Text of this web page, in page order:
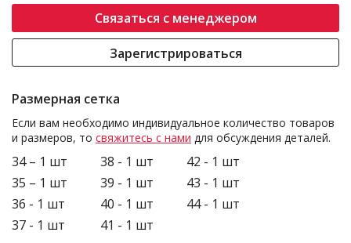
Связаться с менеджером
Зарегистрироваться
Размерная сетка
Если вам необходимо индивидуальное количество товаров
и размеров, то свяжитесь с нами для обсуждения деталей.
34 – 1 шт
35 – 1 шт
36 - 1 шт
37 - 1 шт
38 - 1 шт
39 - 1 шт
40 - 1 шт
41 - 1 шт
42 - 1 шт
43 - 1 шт
44 - 1 шт